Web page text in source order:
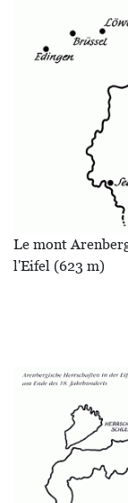
Le mont
l'Eifel (623 m)
Image